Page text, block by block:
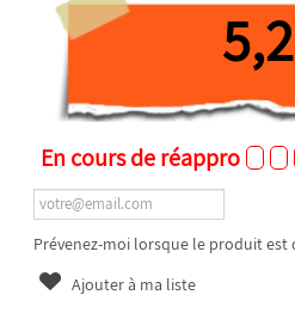
En cours de réappro
Prévenez-moi lorsque le produit est
Ajouter à ma liste